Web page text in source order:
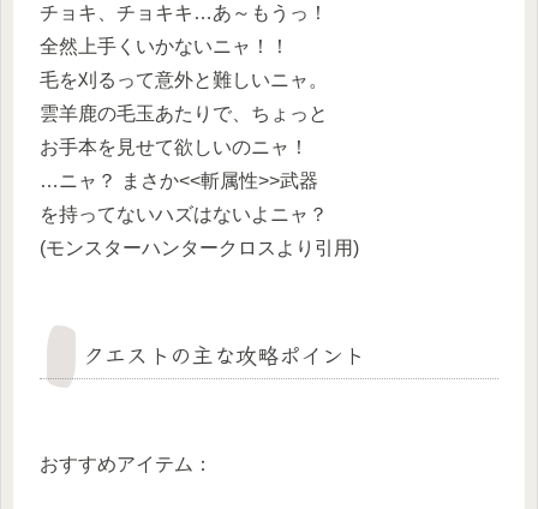
チョキ、チョキキ…あ～もうっ！
全然上手くいかないニャ！！
毛を刈るって意外と難しいニャ。
雲羊鹿の毛玉あたりで、ちょっと
お手本を見せて欲しいのニャ！
…ニャ？ まさか<<斬属性>>武器
を持ってないハズはないよニャ？
(モンスターハンタークロスより引用)
クエストの主な攻略ポイント
おすすめアイテム：